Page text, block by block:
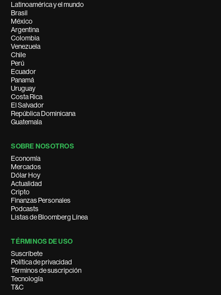
Latinoamérica y el mundo
Brasil
México
Argentina
Colombia
Venezuela
Chile
Perú
Ecuador
Panamá
Uruguay
Costa Rica
El Salvador
República Dominicana
Guatemala
SOBRE NOSOTROS
Economía
Mercados
Dólar Hoy
Actualidad
Cripto
Finanzas Personales
Podcasts
Listas de Bloomberg Línea
TÉRMINOS DE USO
Suscríbete
Política de privacidad
Términos de suscripción
Tecnología
T&C